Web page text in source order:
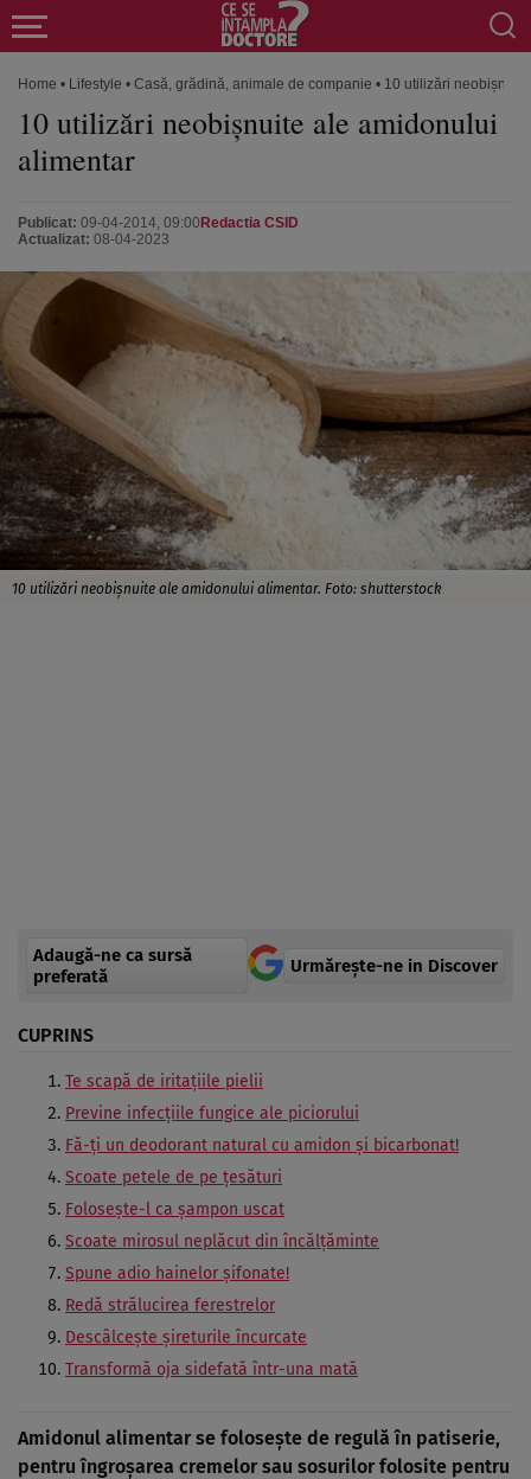
Home • Lifestyle • Casă, grădină, animale de companie • 10 utilizări
10 utilizări neobișnuite ale amidonului
alimentar
Publicat: 09-04-2014, 09:00
Actualizat: 08-04-2023
Redactia CSID
10 utilizări neobișnuite ale amidonului alimentar. Foto: shutterstock
Adaugă-ne ca sursă
preferată
Urmărește-ne in Discover
CUPRINS
Te scapă de iritaţiile pielii
Previne infecţiile fungice ale piciorului
Fă-ţi un deodorant natural cu amidon şi bicarbonat!
Scoate petele de pe ţesături
Foloseşte-l ca şampon uscat
Scoate mirosul neplăcut din încălţăminte
Spune adio hainelor şifonate!
Redă strălucirea ferestrelor
Descâlceşte şireturile încurcate
Transformă oja sidefată într-una mată
Amidonul alimentar se foloseşte de regulă în patiserie,
pentru îngroşarea cremelor sau sosurilor folosite pentru